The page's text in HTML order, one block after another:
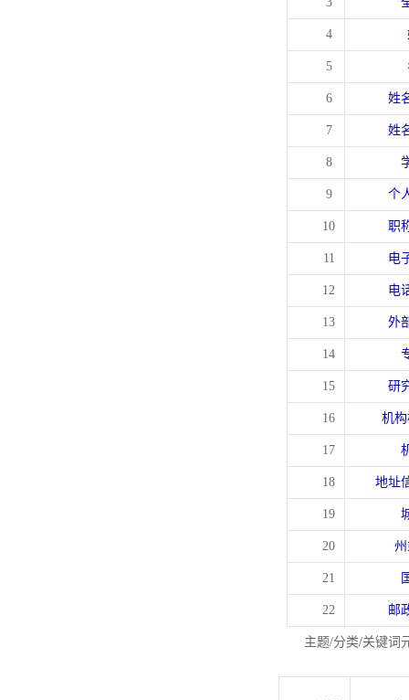
4
5
6 姓
7 姓
8
9 个
10 职
11 电
12 电
13 外
14
15 研
16 机
17
18 地址
19
20
21
22 邮
主题/分类/关键词